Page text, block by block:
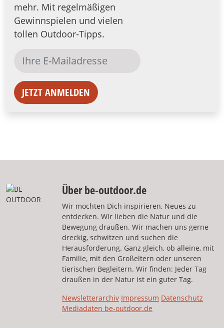
mehr. Mit regelmäßigen
Gewinnspielen und vielen
tollen Outdoor-Tipps.
JETZT ANMELDEN
Über be-outdoor.de
Wir möchten Dich inspirieren, Neues zu
entdecken. Wir lieben die Natur und die
Bewegung draußen. Wir machen uns gerne
dreckig, schwitzen und suchen die
Herausforderung. Ganz gleich, ob alleine, mit
Familie, mit den Großeltern oder unseren
tierischen Begleitern. Wir finden: Jeder Tag
draußen in der Natur ist ein guter Tag.
Newsletterarchiv Impressum Datenschutz
Mediadaten be-outdoor.de